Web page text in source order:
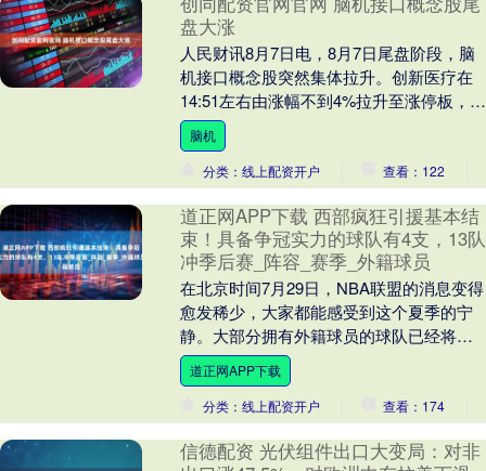
盘大涨
人民财讯8月7日电，8月7日尾盘阶段，脑
机接口概念股突然集体拉升。创新医疗在
14:51左右由涨幅不到4%拉升至涨停板，收
盘时涨停板封单达到7.55万手；翔宇医
疗....
脑机
分类：线上配资开户
查看：122
道正网APP下载 西部疯狂引援基本结
束！具备争冠实力的球队有4支，13队
冲季后赛_阵容_赛季_外籍球员
在北京时间7月29日，NBA联盟的消息变得
愈发稀少，大家都能感受到这个夏季的宁
静。大部分拥有外籍球员的球队已经将球
员送回家，准备参加国际赛事，像是亚洲
杯和欧锦赛....
道正网APP下载
分类：线上配资开户
查看：174
信德配资 光伏组件出口大变局：对非